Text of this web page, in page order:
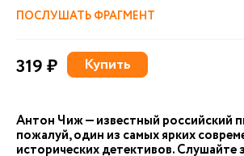
ПОСЛУШАТЬ ФРАГМЕНТ
319 ₽ Купить
Антон Чиж — известный российский
пожалуй, один из самых ярких
исторических детективов.